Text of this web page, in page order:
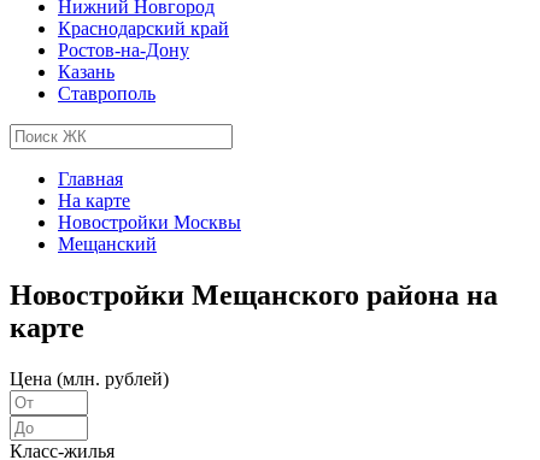
Нижний Новгород
Краснодарский край
Ростов-на-Дону
Казань
Ставрополь
Главная
На карте
Новостройки Москвы
Мещанский
Новостройки Мещанского района на
карте
Цена (млн. рублей)
Класс-жилья